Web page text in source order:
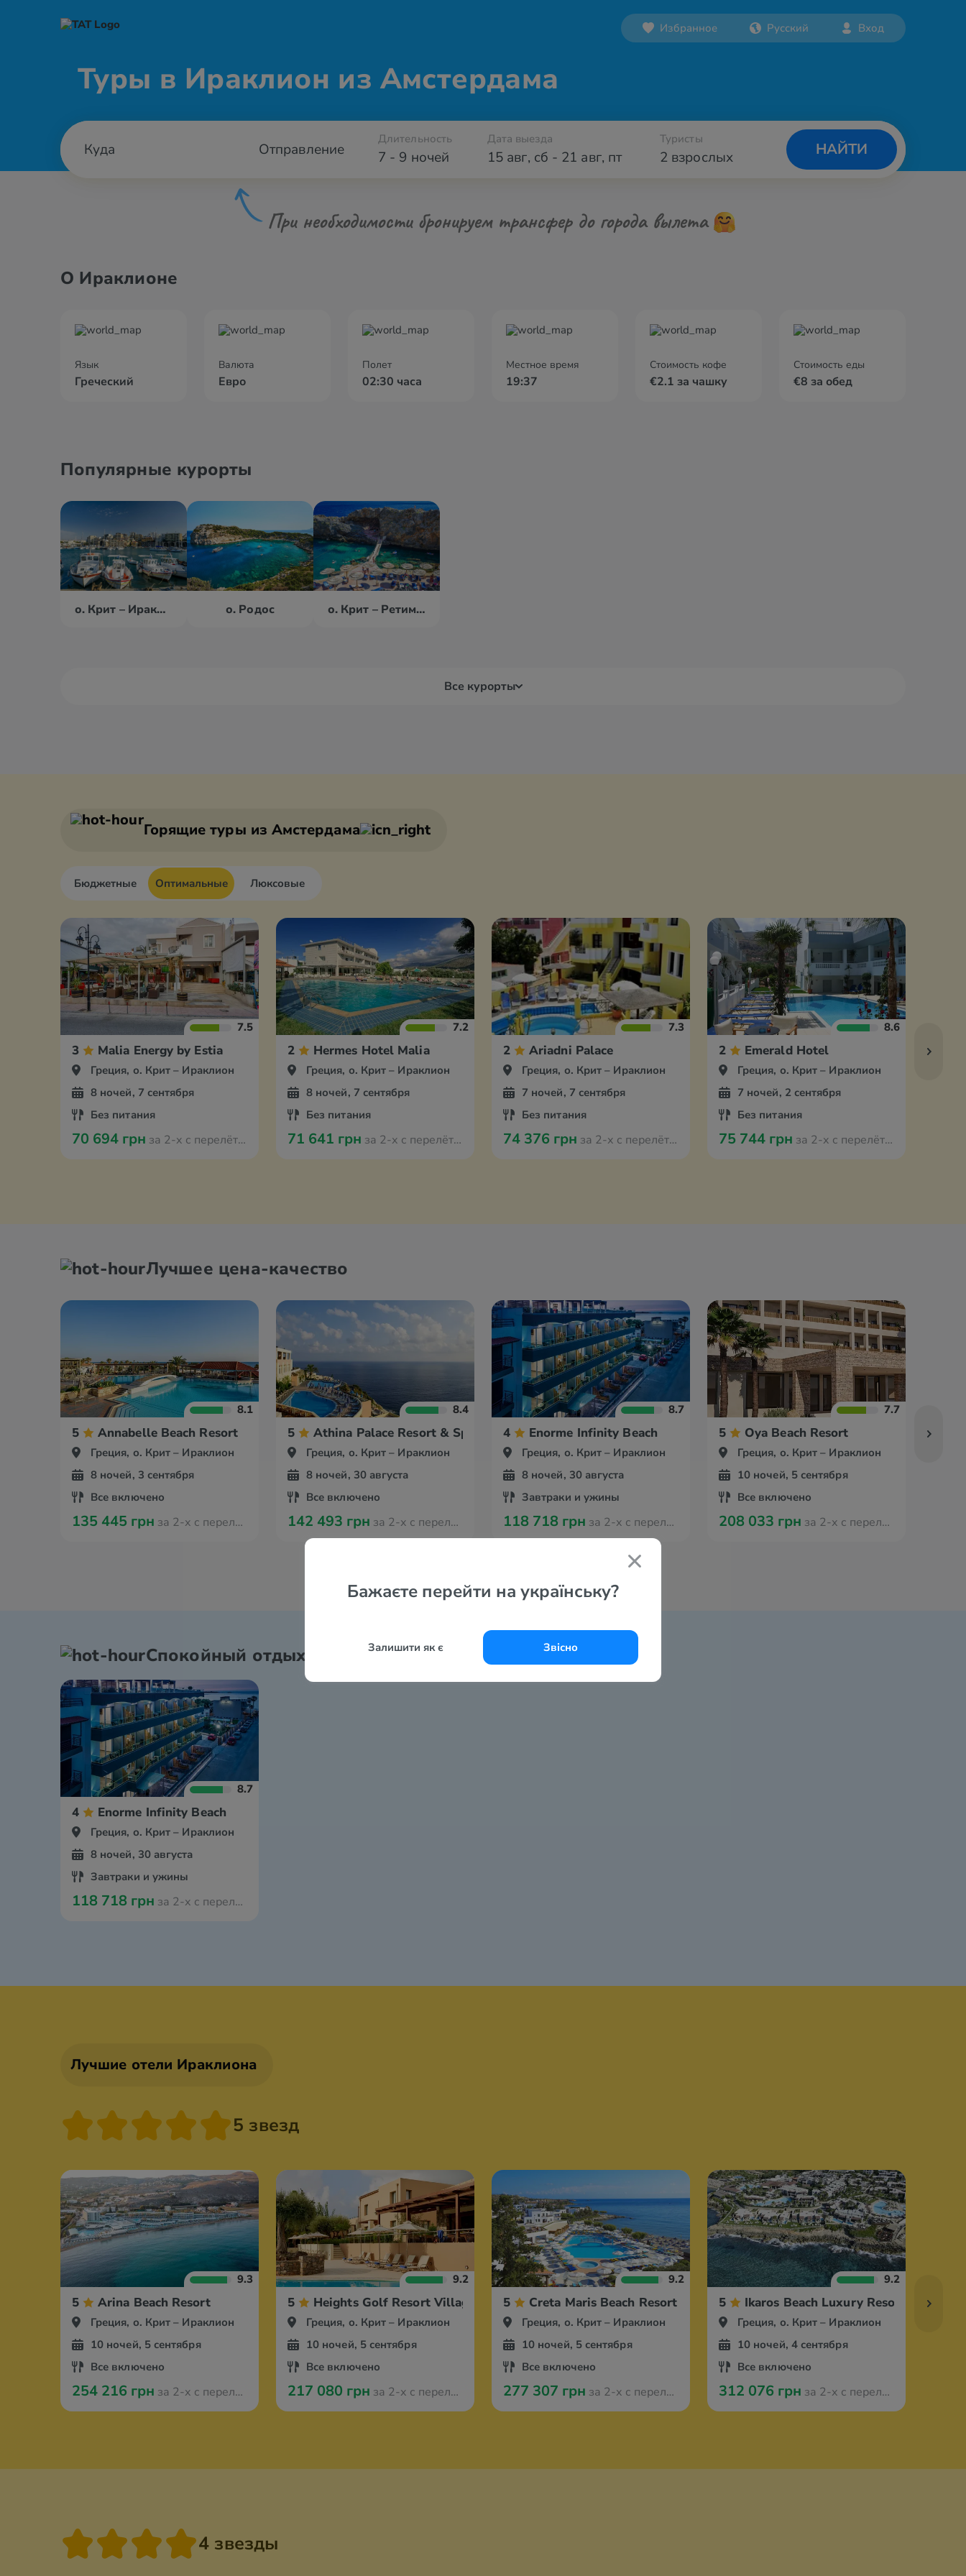
Бажаєте перейти на українську?
Залишити як є Звісно
Избранное Русский Вход
Туры в Ираклион из Амстердама
Отправление 7 - 9 ночей
Длительность Дата выезда
15 авг, сб - 21 авг, пт 2 взрослых
Туристы
НАЙТИ
При необходимости бронируем трансфер до города вылета
О Ираклионе
Язык
Греческий
Валюта
Евро
Полет
02:30 часа
Местное время
19:37
Стоимость кофе
€2.1 за чашку
Стоимость еды
€8 за обед
Популярные курорты
о. Крит – Ираклион о. Родос о. Крит – Ретимно
Все курорты
Горящие туры из Амстердама
Бюджетные Оптимальные Люксовые
7.5
3 Malia Energy by Estia
Греция, о. Крит – Ираклион
8 ночей, 7 сентября
Без питания
70 694 грн за 2-х с перелётом из Амстердама
7.2
2 Hermes Hotel Malia
Греция, о. Крит – Ираклион
8 ночей, 7 сентября
Без питания
71 641 грн за 2-х с перелётом из Амстердама
7.3
2 Ariadni Palace
Греция, о. Крит – Ираклион
7 ночей, 7 сентября
Без питания
74 376 грн за 2-х с перелётом из Амстердама
8.6
2 Emerald Hotel
Греция, о. Крит – Ираклион
7 ночей, 2 сентября
Без питания
75 744 грн за 2-х с перелётом из Амстердама
Лучшее цена-качество
8.1
5 Annabelle Beach Resort
Греция, о. Крит – Ираклион
8 ночей, 3 сентября
Все включено
135 445 грн за 2-х с перелётом из Амстердама
8.4
5 Athina Palace Resort & Spa
Греция, о. Крит – Ираклион
8 ночей, 30 августа
Все включено
142 493 грн за 2-х с перелётом из Амстердама
8.7
4 Enorme Infinity Beach
Греция, о. Крит – Ираклион
8 ночей, 30 августа
Завтраки и ужины
118 718 грн за 2-х с перелётом из Амстердама
7.7
5 Oya Beach Resort
Греция, о. Крит – Ираклион
10 ночей, 5 сентября
Все включено
208 033 грн за 2-х с перелётом из Амстердама
Спокойный отдых
8.7
4 Enorme Infinity Beach
Греция, о. Крит – Ираклион
8 ночей, 30 августа
Завтраки и ужины
118 718 грн за 2-х с перелётом из Амстердама
Лучшие отели Ираклиона
5 звезд
9.3
5 Arina Beach Resort
Греция, о. Крит – Ираклион
10 ночей, 5 сентября
Все включено
254 216 грн за 2-х с перелётом из Амстердама
9.2
5 Heights Golf Resort Village
Греция, о. Крит – Ираклион
10 ночей, 5 сентября
Все включено
217 080 грн за 2-х с перелётом из Амстердама
9.2
5 Creta Maris Beach Resort
Греция, о. Крит – Ираклион
10 ночей, 5 сентября
Все включено
277 307 грн за 2-х с перелётом из Амстердама
9.2
5 Ikaros Beach Luxury Resort & Spa
Греция, о. Крит – Ираклион
10 ночей, 4 сентября
Все включено
312 076 грн за 2-х с перелётом из Амстердама
4 звезды